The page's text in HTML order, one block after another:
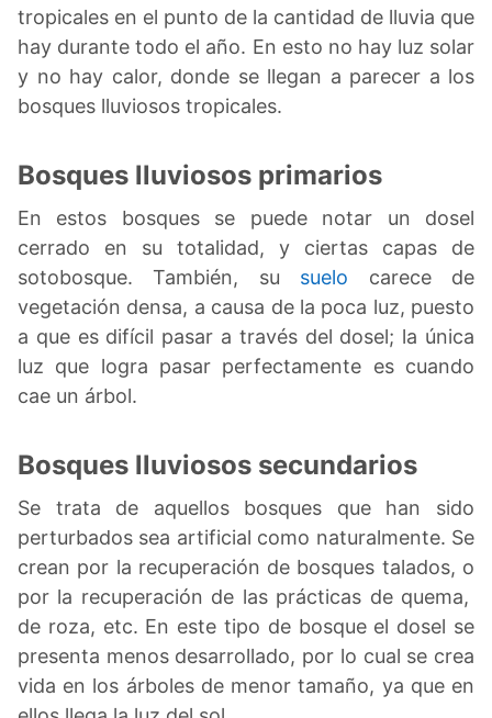
tropicales en el punto de la cantidad de lluvia que
hay durante todo el año. En esto no hay luz solar
y no hay calor, donde se llegan a parecer a los
bosques lluviosos tropicales.
Bosques lluviosos primarios
En estos bosques se puede notar un dosel
cerrado en su totalidad, y ciertas capas de
sotobosque. También, su suelo carece de
vegetación densa, a causa de la poca luz, puesto
a que es difícil pasar a través del dosel; la única
luz que logra pasar perfectamente es cuando
cae un árbol.
Bosques lluviosos secundarios
Se trata de aquellos bosques que han sido
perturbados sea artificial como naturalmente. Se
crean por la recuperación de bosques talados, o
por la recuperación de las prácticas de quema,
de roza, etc. En este tipo de bosque el dosel se
presenta menos desarrollado, por lo cual se crea
vida en los árboles de menor tamaño, ya que en